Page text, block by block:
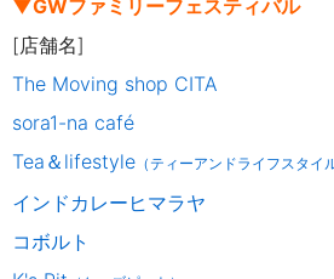
▼GWファミリーフェスティバル
[店舗名]
The Moving shop CITA
sora1-na café
Tea＆lifestyle （ティーアンドライフスタイ
インドカレーヒマラヤ
コボルト